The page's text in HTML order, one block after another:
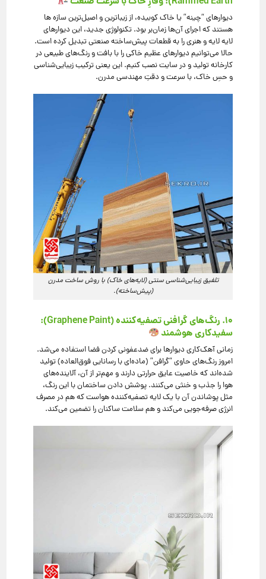
دیوارهای “چینه” یا خاک کوبیده، از زیباترین و اصیل‌ترین سازه ها
هستند که اجرای آن‌ها زمان‌بر بود. تکنولوژی جدید، این دیوارهای
لایه لایه و هنری را به قطعات پیش‌ساخته صنعتی تبدیل کرده است.
حالا می‌توانیم دیوارهای عظیم خاکی را با بافت و رنگ‌های طبیعی در
کارخانه تولید و در سایت نصب کنیم. این یعنی ترکیب زیبایی‌شناسی
و حسِ خاک، با سرعت و دقتِ مهندسی مدرن.
تلفیق زیبایی‌شناسی سنتی (لایه‌های خاک) با روش ساخت مدرن
(پیش‌ساخته).
۱۰. رنگ‌های گرافنی تصفیه‌کننده (Graphene Paint):
سفیدکاری هوشمند
زمانی آهک‌کاری دیوارها برای ضدعفونی کردن فضا استفاده می‌شد.
امروز رنگ‌های حاوی “گرافن” (ماده‌ای با رسانایی فوق‌العاده) تولید
شده‌اند که خاصیت عایق حرارتی دارند و مهم‌تر از آن، آلاینده‌های
هوا را جذب و خنثی می‌کنند. پوشش دادن ساختمان با این رنگ،
مثل پوشاندن آن با یک لایه تصفیه‌کننده هواست که هم در مصرف
انرژی صرفه‌جویی می‌کند و هم سلامت ساکنان را تضمین می‌کند.